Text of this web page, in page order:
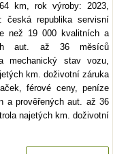
km, rok výroby: 2023,
česká republika servisní
než 19 000 kvalitních a
aut. až 36 měsíců
mechanický stav vozu,
km. doživotní záruka
férové ceny, peníze
a prověřených aut. až 36
najetých km. doživotní